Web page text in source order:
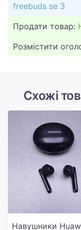
freebuds se 3
Продати товар:
Розмістити
Схожі
Навушники